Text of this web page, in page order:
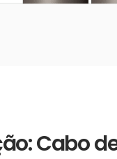
Cabo